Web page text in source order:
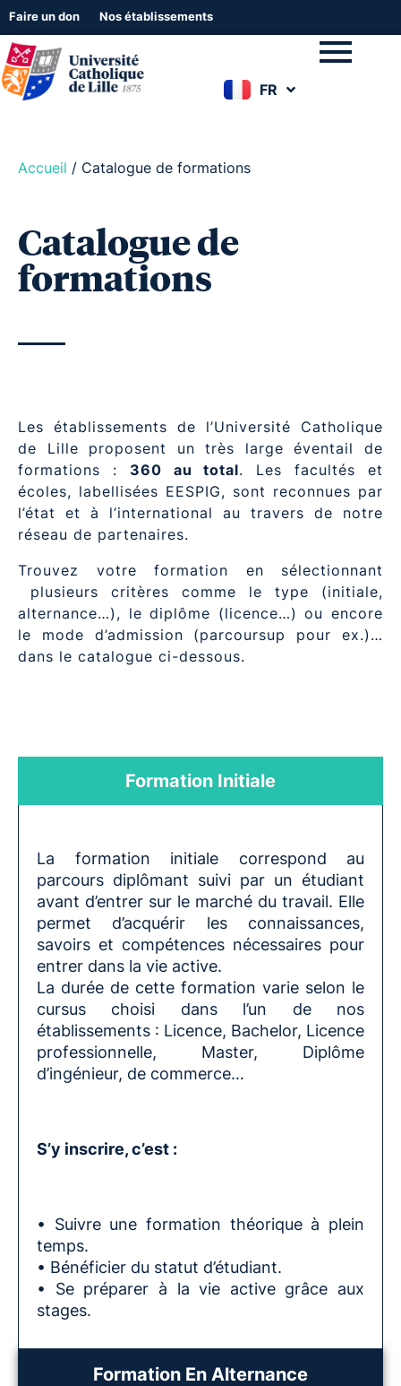
Faire un don Nos établissements
FR
EN
Accueil / Catalogue de formations
Catalogue de
formations
Les établissements de l’Université Catholique
de Lille proposent un très large éventail de
formations : 360 au total. Les facultés et
écoles, labellisées EESPIG, sont reconnues par
l’état et à l’international au travers de notre
réseau de partenaires.
Trouvez votre formation en sélectionnant
plusieurs critères comme le type (initiale,
alternance…), le diplôme (licence…) ou encore
le mode d’admission (parcoursup pour ex.)…
dans le catalogue ci-dessous.
Formation Initiale
Formation En Alternance
La formation initiale correspond au
parcours diplômant suivi par un étudiant
avant d’entrer sur le marché du travail. Elle
permet d’acquérir les connaissances,
savoirs et compétences nécessaires pour
entrer dans la vie active.
La durée de cette formation varie selon le
cursus choisi dans l’un de nos
établissements : Licence, Bachelor, Licence
professionnelle, Master, Diplôme
d’ingénieur, de commerce…
S’y inscrire, c’est :
• Suivre une formation théorique à plein
temps.
• Bénéficier du statut d’étudiant.
• Se préparer à la vie active grâce aux
stages.